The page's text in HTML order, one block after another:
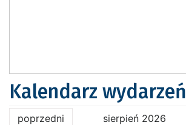
Kalendarz wydarzeń
poprzedni sierpień 2026